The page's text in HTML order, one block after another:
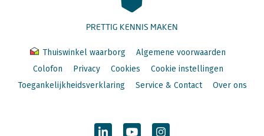
PRETTIG KENNIS MAKEN
Thuiswinkel waarborg
Algemene voorwaarden
Colofon
Privacy Cookies
Cookie instellingen
Toegankelijkheidsverklaring
Service & Contact Over ons